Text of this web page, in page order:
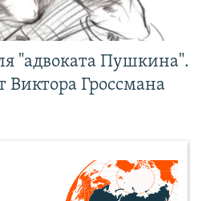
"адвоката Пушкина".
Гроссмана